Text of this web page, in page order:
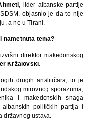
, lider albanske partije
objasnio je da to nije
a ne u Tirani.
nametnuta tema?
direktor makedonskog
Kržalovski
drugih analitičara, to je
mirovnog sporazuma,
i makedonskih snaga
albanskih političkih partija i
državnog ustava.